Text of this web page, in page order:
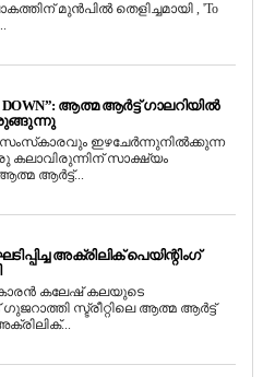
മുൻപിൽ തെളിച്ചമായി , 'To
DOWN”: ആത്മ ആർട്ട് ഗാലറിയിൽ
സംസ്‌കാരവും ഇഴചേർന്നുനിൽക്കുന്ന
കലാവിരുന്നിന് സാക്ഷ്യം
ആർട്ട്...
അക്രിലിക് പെയിന്റിംഗ്
കലേഷ് കലയുടെ
സ്ട്രീറ്റിലെ ആത്മ ആർട്ട്